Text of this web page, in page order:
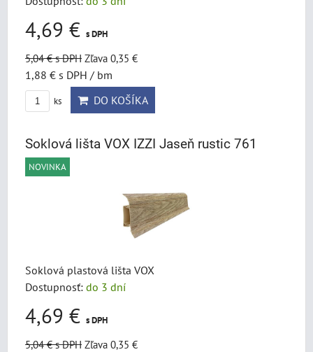
4,69 € s DPH
5,04 €s DPH Zľava 0,35 €
1,88 € s DPH / bm
ks DO KOŠÍKA
Soklová lišta VOX IZZI Jaseň rustic 761
NOVINKA
Soklová plastová lišta VOX
Dostupnosť: do 3 dní
4,69 € s DPH
5,04 €s DPH Zľava 0,35 €